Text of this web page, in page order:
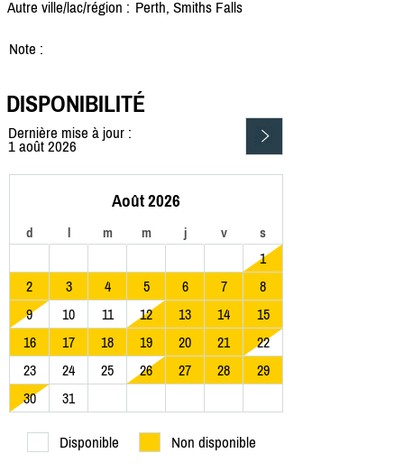
Autre ville/lac/région : Perth, Smiths Falls
Note :
DISPONIBILITÉ
Dernière mise à jour :
1 août 2026
Août 2026
d l m m j v s
1
2
3 4 5 6 7
8
9
10 11 12 13 14
15
16
17 18 19 20 21
22
23
24 25 26 27 28
29
30
31
Disponible Non disponible